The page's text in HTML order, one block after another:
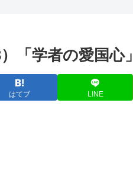
「学者の愛国心」
はてブ LINE